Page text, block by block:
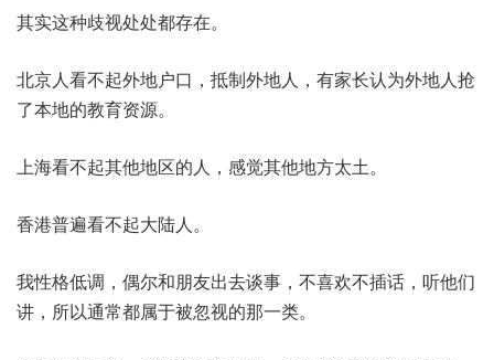
其实这种歧视处处都存在。
北京人看不起外地户口，抵制外地人，有家长认为外地人抢
了本地的教育资源。
上海看不起其他地区的人，感觉其他地方太土。
香港普遍看不起大陆人。
我性格低调，偶尔和朋友出去谈事，不喜欢不插话，听他们
讲，所以通常都属于被忽视的那一类。